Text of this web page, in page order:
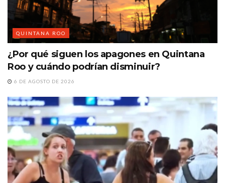
QUINTANA ROO
¿Por qué siguen los apagones en Quintana
Roo y cuándo podrían disminuir?
6 DE AGOSTO DE 2026